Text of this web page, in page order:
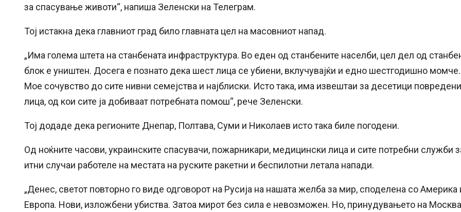
за спасување животи“, напиша Зеленски на Телеграм.
Тој истакна дека главниот град било главната цел на масовниот напад.
„Има голема штета на станбената инфраструктура. Во еден од станбените населби, цел дел од
блок е уништен. Досега е познато дека шест лица се убиени, вклучувајќи и едно шестгодишно момче.
Мое сочувство до сите нивни семејства и најблиски. Исто така, има извештаи за десетици повредени
лица, од кои сите ја добиваат потребната помош“, рече Зеленски.
Тој додаде дека регионите Днепар, Полтава, Суми и Николаев исто така биле погодени.
Од ноќните часови, украинските спасувачи, пожарникари, медицински лица и сите потребни служби
итни случаи работеле на местата на руските ракетни и беспилотни летала напади.
„Денес, светот повторно го виде одговорот на Русија на нашата желба за мир, споделена со Америка
Европа. Нови, изложбени убиства. Затоа мирот без сила е невозможен. Но, принудувањето на Москва